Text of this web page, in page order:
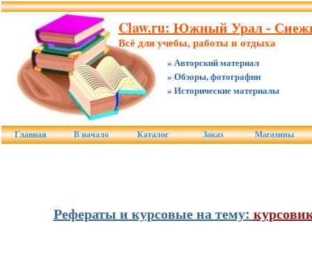
Claw.ru: Южный Урал -
Всё для учебы, работы и отдыха
» Авторский материал
» Обзоры, фотографии
» Исторические материалы
Главная В начало Каталог Заказ Магазины
Рефераты и курсовые на тему: